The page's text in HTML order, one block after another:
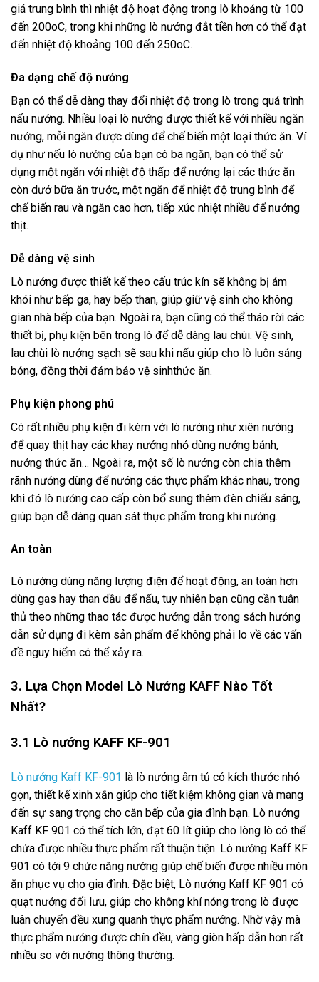
giá trung bình thì nhiệt độ hoạt động trong lò khoảng từ 100
đến 200oC, trong khi những lò nướng đắt tiền hơn có thể đạt
đến nhiệt độ khoảng 100 đến 250oC.
Đa dạng chế độ nướng
Bạn có thể dễ dàng thay đổi nhiệt độ trong lò trong quá trình
nấu nướng. Nhiều loại lò nướng được thiết kế với nhiều ngăn
nướng, mỗi ngăn được dùng để chế biến một loại thức ăn. Ví
dụ như nếu lò nướng của bạn có ba ngăn, bạn có thể sử
dụng một ngăn với nhiệt độ thấp để nướng lại các thức ăn
còn dưở bữa ăn trước, một ngăn để nhiệt độ trung bình để
chế biến rau và ngăn cao hơn, tiếp xúc nhiệt nhiều để nướng
thịt.
Dễ dàng vệ sinh
Lò nướng được thiết kế theo cấu trúc kín sẽ không bị ám
khói như bếp ga, hay bếp than, giúp giữ vệ sinh cho không
gian nhà bếp của bạn. Ngoài ra, bạn cũng có thể tháo rời các
thiết bị, phụ kiện bên trong lò để dễ dàng lau chùi. Vệ sinh,
lau chùi lò nướng sạch sẽ sau khi nấu giúp cho lò luôn sáng
bóng, đồng thời đảm bảo vệ sinhthức ăn.
Phụ kiện phong phú
Có rất nhiều phụ kiện đi kèm với lò nướng như xiên nướng
để quay thịt hay các khay nướng nhỏ dùng nướng bánh,
nướng thức ăn… Ngoài ra, một số lò nướng còn chia thêm
rãnh nướng dùng để nướng các thực phẩm khác nhau, trong
khi đó lò nướng cao cấp còn bổ sung thêm đèn chiếu sáng,
giúp bạn dễ dàng quan sát thực phẩm trong khi nướng.
An toàn
Lò nướng dùng năng lượng điện để hoạt động, an toàn hơn
dùng gas hay than dầu để nấu, tuy nhiên bạn cũng cần tuân
thủ theo những thao tác được hướng dẫn trong sách hướng
dẫn sử dụng đi kèm sản phẩm để không phải lo về các vấn
đề nguy hiểm có thể xảy ra.
3. Lựa Chọn Model Lò Nướng KAFF Nào Tốt
Nhất?
3.1 Lò nướng KAFF KF-901
Lò nướng Kaff KF-901 là lò nướng âm tủ có kích thước nhỏ
gọn, thiết kế xinh xắn giúp cho tiết kiệm không gian và mang
đến sự sang trọng cho căn bếp của gia đình bạn. Lò nướng
Kaff KF 901 có thể tích lớn, đạt 60 lít giúp cho lòng lò có thể
chứa được nhiều thực phẩm rất thuận tiện. Lò nướng Kaff KF
901 có tới 9 chức năng nướng giúp chế biến được nhiều món
ăn phục vụ cho gia đình. Đặc biệt, Lò nướng Kaff KF 901 có
quạt nướng đối lưu, giúp cho không khí nóng trong lò được
luân chuyển đều xung quanh thực phẩm nướng. Nhờ vậy mà
thực phẩm nướng được chín đều, vàng giòn hấp dẫn hơn rất
nhiều so với nướng thông thường.